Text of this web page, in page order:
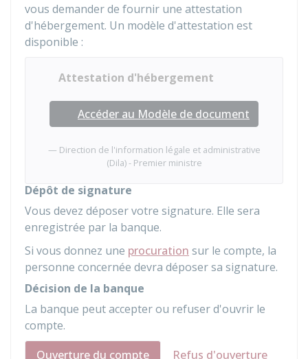
vous demander de fournir une attestation
d'hébergement. Un modèle d'attestation est
disponible :
Attestation d'hébergement
Accéder au Modèle de document
Direction de l'information légale et administrative
(Dila) - Premier ministre
Dépôt de signature
Vous devez déposer votre signature. Elle sera
enregistrée par la banque.
Si vous donnez une procuration sur le compte, la
personne concernée devra déposer sa signature.
Décision de la banque
La banque peut accepter ou refuser d'ouvrir le
compte.
Ouverture du compte
Refus d'ouverture